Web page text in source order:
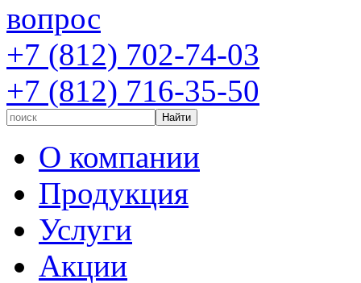
вопрос
+7 (812) 702-74-03
+7 (812) 716-35-50
О компании
Продукция
Услуги
Акции